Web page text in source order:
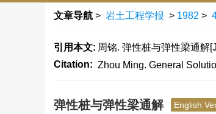
文章导航 > 岩土工程学报 > 1982 >
引用本文: 周铭. 弹性桩与弹性梁通解
Citation: Zhou Ming. General
弹性桩与弹性梁通解 English